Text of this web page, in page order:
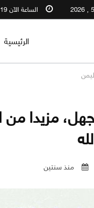
الساعة الآن 02:19 AM
الرئيسية
مزيدا
منذ سنتين